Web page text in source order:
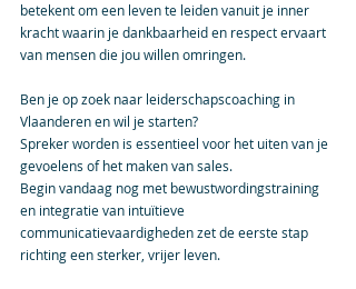
betekent om een leven te leiden vanuit je inner
kracht waarin je dankbaarheid en respect ervaart
van mensen die jou willen omringen.
Ben je op zoek naar leiderschapscoaching in
Vlaanderen en wil je starten?
Spreker worden is essentieel voor het uiten van je
gevoelens of het maken van sales.
Begin vandaag nog met bewustwordingstraining
en integratie van intuïtieve
communicatievaardigheden zet de eerste stap
richting een sterker, vrijer leven.